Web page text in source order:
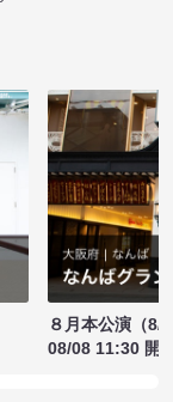
８月本公演（8/
08/08 11:30 開